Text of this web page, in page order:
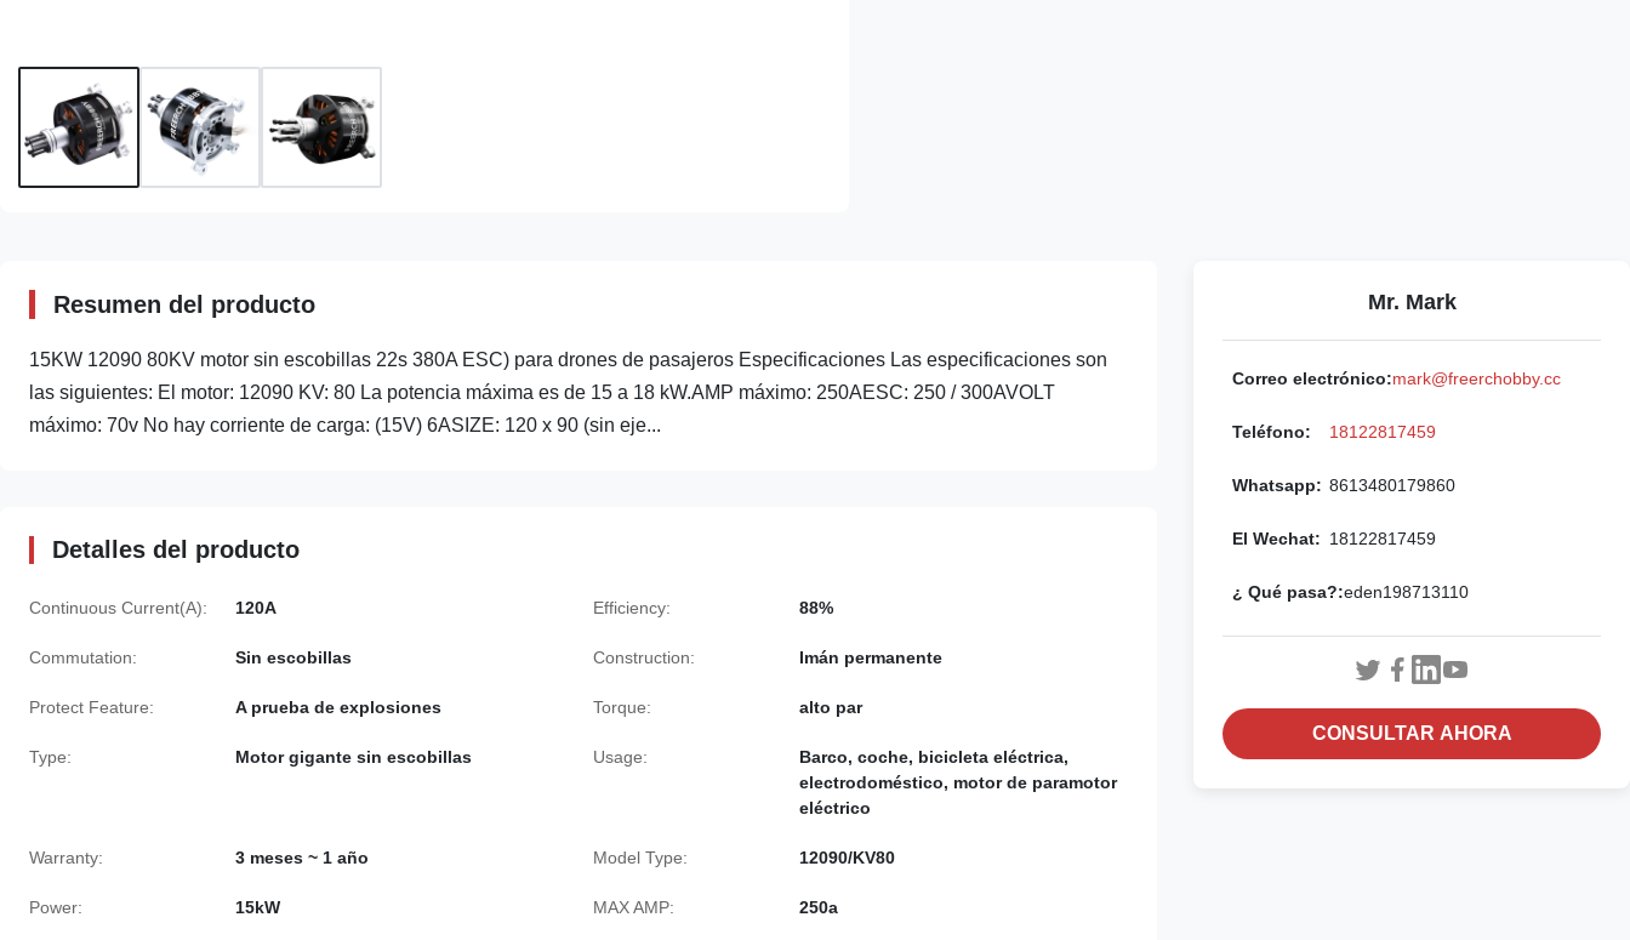
Resumen del producto
15KW 12090 80KV motor sin escobillas 22s 380A ESC) para drones de pasajeros Especificaciones Las especificaciones son
las siguientes: El motor: 12090 KV: 80 La potencia máxima es de 15 a 18 kW.AMP máximo: 250AESC: 250 / 300AVOLT
máximo: 70v No hay corriente de carga: (15V) 6ASIZE: 120 x 90 (sin eje...
Detalles del producto
Continuous Current(A): 120A Efficiency: 88%
Commutation: Sin escobillas Construction: Imán permanente
Protect Feature: A prueba de explosiones Torque: alto par
Type: Motor gigante sin escobillas Usage:
Barco, coche, bicicleta eléctrica,
electrodoméstico, motor de paramotor
eléctrico
Warranty: 3 meses ~ 1 año Model Type: 12090/KV80
Power: 15kW MAX AMP: 250a
Mr. Mark
Correo electrónico:mark@freerchobby.cc
Teléfono: 18122817459
Whatsapp: 8613480179860
El Wechat: 18122817459
¿ Qué pasa?:eden198713110
CONSULTAR AHORA